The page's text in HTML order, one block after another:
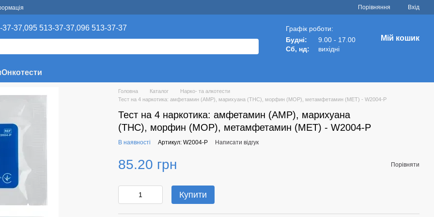
Порівняння Вхід
37-37,095 513-37-37,096 513-37-37
Графік роботи:
Будні:
9.00 - 17.00
Сб, нд:
вихідні
Мій кошик
Онкотести
Головна Каталог
Нарко- та алкотести
Тест на 4 наркотика: амфетамин (АМP), марихуана (THC), морфин (MOP), метамфетамин (МЕТ) - W2004-P
Тест на 4 наркотика: амфетамин (АМP), марихуана
(THC), морфин (MOP), метамфетамин (МЕТ) - W2004-P
В наявності Артикул: W2004-P Написати відгук
85.20 грн Порівняти
Купити